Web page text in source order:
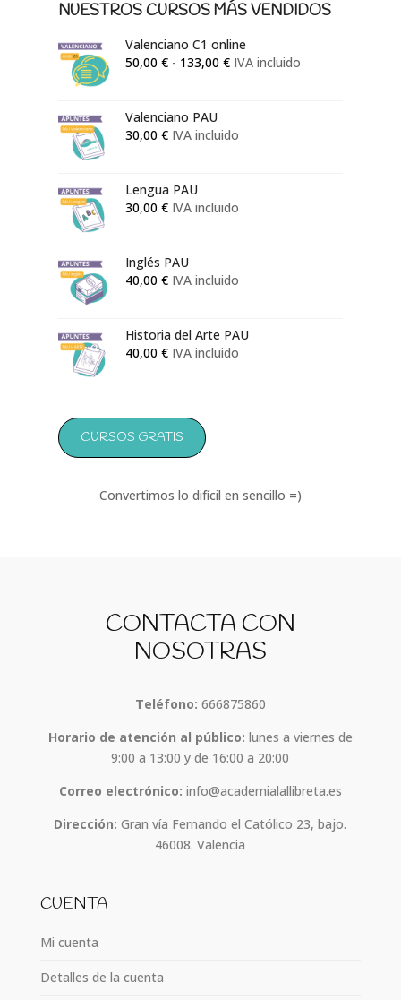
NUESTROS CURSOS MÁS VENDIDOS
Valenciano C1 online
50,00 € - 133,00 €Rango
50,00 €
IVA incluido
Valenciano PAU
30,00 € IVA incluido
Lengua PAU
30,00 € IVA incluido
Inglés PAU
40,00 € IVA incluido
Historia del Arte PAU
40,00 € IVA incluido
CURSOS GRATIS
Convertimos lo difícil en sencillo =)
CONTACTA CON
NOSOTRAS
Teléfono: 666875860
Horario de atención al público: lunes a viernes de
9:00 a 13:00 y de 16:00 a 20:00
Correo electrónico: info@academialallibreta.es
Dirección: Gran vía Fernando el Católico 23, bajo.
46008. Valencia
CUENTA
Mi cuenta
Detalles de la cuenta